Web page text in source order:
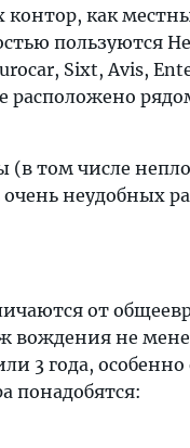
контор, как
пользуются
Sixt, Avis,
расположено
том числе
неудобных
от
вождения не
3 года, особенно
понадобятся: